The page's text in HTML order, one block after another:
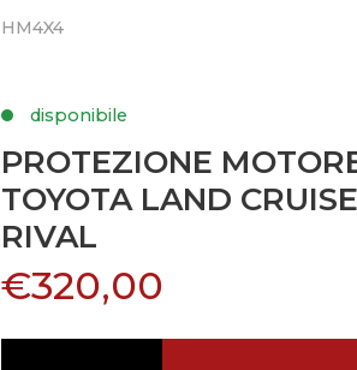
HM4X4
disponibile
PROTEZIONE
TOYOTA LAND
RIVAL
€320,00